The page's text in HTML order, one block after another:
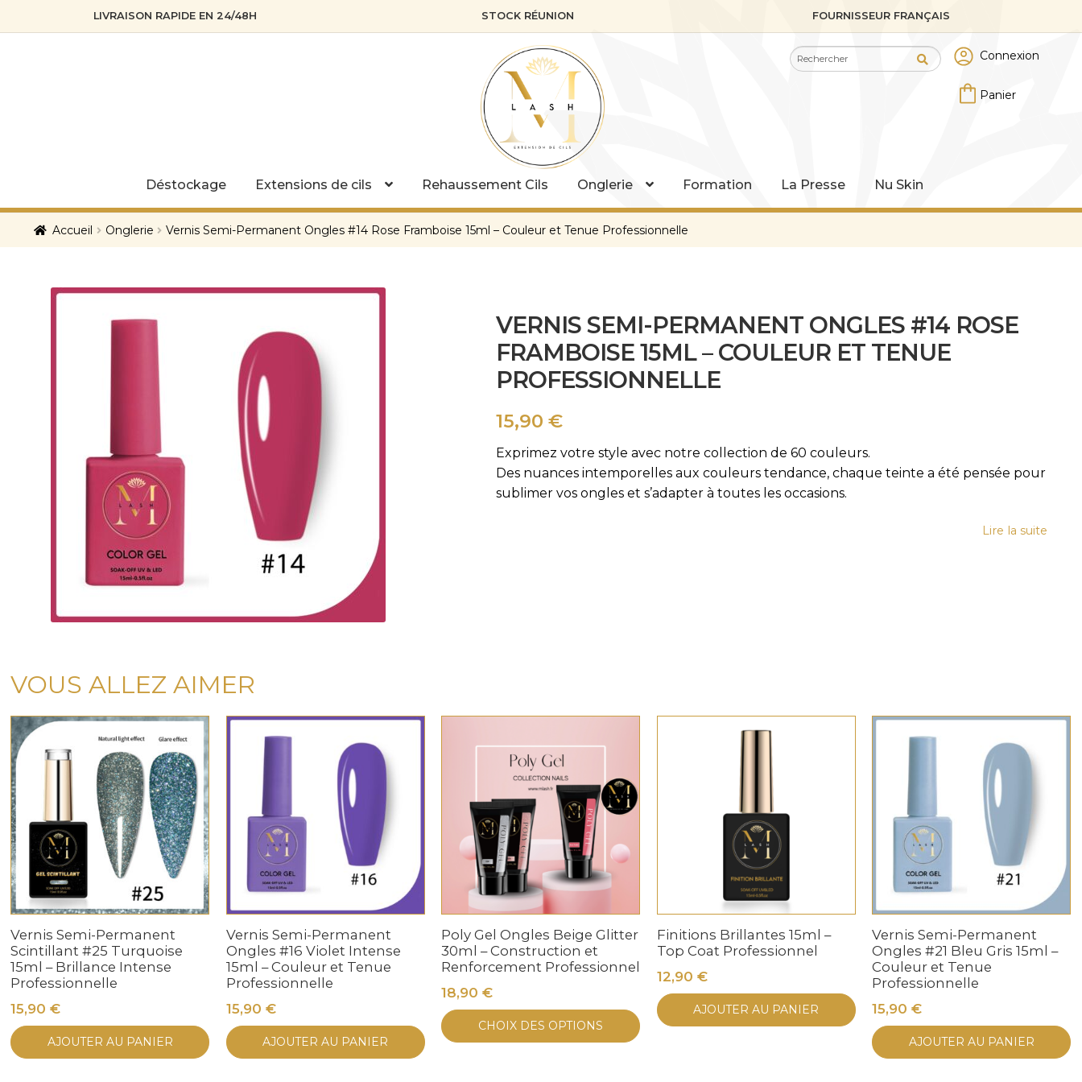
LIVRAISON RAPIDE EN 24/48H STOCK RÉUNION FOURNISSEUR FRANÇAIS
Connexion
Recherche
pour :
Recherche
Déstockage Extensions de cils Rehaussement Cils Onglerie Formation La Presse Nu Skin
Accueil Onglerie Vernis Semi-Permanent Ongles #14 Rose Framboise 15ml – Couleur et Tenue Professionnelle
VERNIS SEMI-PERMANENT ONGLES #14 ROSE
FRAMBOISE 15ML – COULEUR ET TENUE
PROFESSIONNELLE
15,90€
Exprimez votre style avec notre collection de 60 couleurs.
Des nuances intemporelles aux couleurs tendance, chaque teinte a été pensée pour
sublimer vos ongles et s’adapter à toutes les occasions.
Lire la suite
VOUS ALLEZ AIMER
Vernis Semi-Permanent
Scintillant #25 Turquoise
15ml – Brillance Intense
Professionnelle
15,90€
AJOUTER AU PANIER
Vernis Semi-Permanent
Ongles #16 Violet Intense
15ml – Couleur et Tenue
Professionnelle
15,90 €
AJOUTER AU PANIER
Poly Gel Ongles Beige Glitter
30ml – Construction et
Renforcement Professionnel
18,90€
CHOIX DES OPTIONS
produit
Finitions Brillantes 15ml –
Top Coat Professionnel
12,90 €
AJOUTER AU PANIER
Vernis Semi-Permanent
Ongles #21 Bleu Gris 15ml –
Couleur et Tenue
Professionnelle
15,90€
AJOUTER AU PANIER